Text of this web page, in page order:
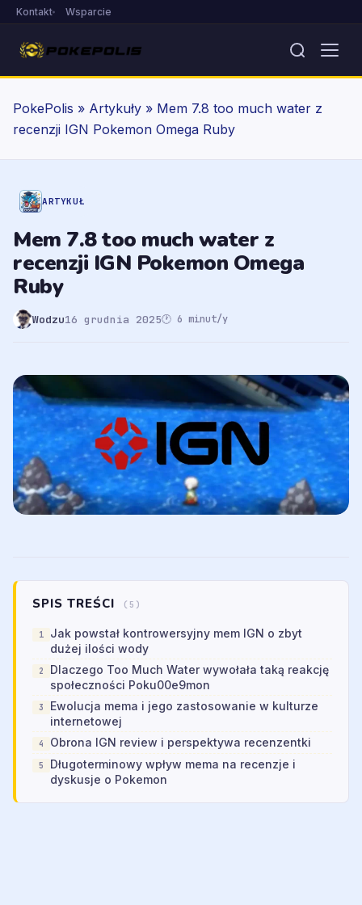
Kontakt Wsparcie
PokePolis » Artykuły » Mem 7.8 too much water z
recenzji IGN Pokemon Omega Ruby
ARTYKUŁ
Mem 7.8 too much water z
recenzji IGN Pokemon Omega
Ruby
Wodzu16 grudnia 2025🕐 6 minut/y
SPIS TREŚCI (5)
Jak powstał kontrowersyjny mem IGN o zbyt
dużej ilości wody
Dlaczego Too Much Water wywołała taką reakcję
społeczności Poku00e9mon
Ewolucja mema i jego zastosowanie w kulturze
internetowej
Obrona IGN review i perspektywa recenzentki
Długoterminowy wpływ mema na recenzje i
dyskusje o Pokemon